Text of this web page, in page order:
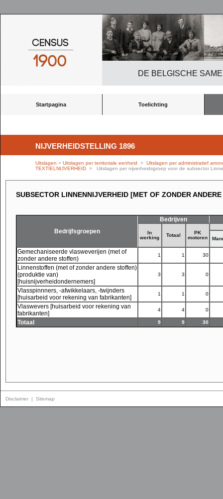
DE BELGISCHE
Startpagina Toelichting
NIJVERHEIDSTELLING 1896
Uitslagen > Uitslagen per territoriale eenheid > Uitslagen per administratief
TEXTIELNIJVERHEID > Uitslagen per nijverheidsgroep voor de subsector
SUBSECTOR LINNENNIJVERHEID [MET OF ZONDER
Bedrijfsgroepen
Bedrijven
In
werking
Totaal
PK
motoren
Gemechaniseerde vlasweverijen (met of
zonder andere stoffen)
1 1 30
Linnenstoffen (met of zonder andere stoffen)
(produktie van)
[huisnijverheidondernemers]
3 3 0
Vlasspinnners, -afwikkelaars, -twijnders
[huisarbeid voor rekening van fabrikanten]
1 1 0
Vlaswevers [huisarbeid voor rekening van
fabrikanten]
4 4 0
Totaal 9 9 30
Disclaimer | Sitemap